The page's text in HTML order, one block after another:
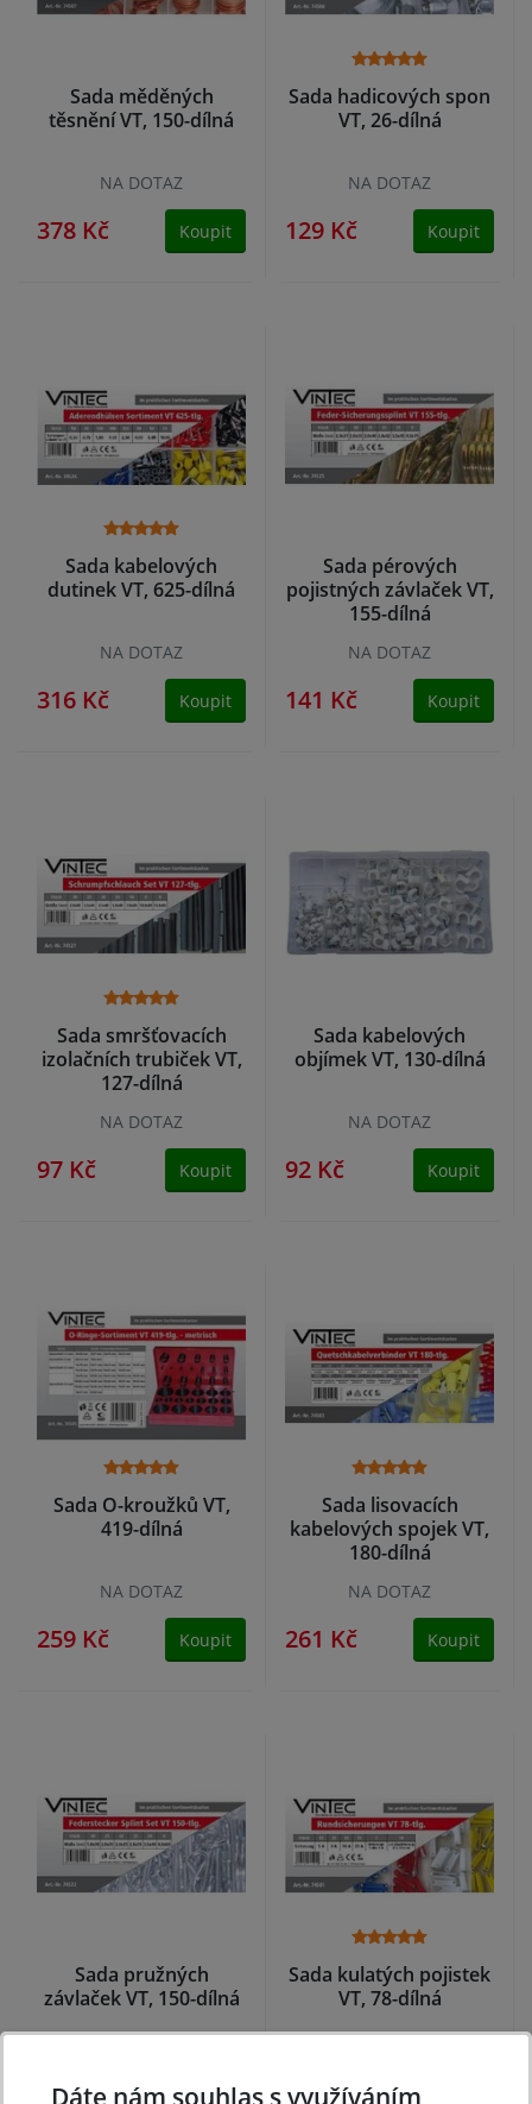
Sada měděných
těsnění VT, 150-dílná
NA DOTAZ
378 Kč Koupit
Sada hadicových spon
VT, 26-dílná
NA DOTAZ
129 Kč Koupit
Sada kabelových
dutinek VT, 625-dílná
NA DOTAZ
316 Kč Koupit
Sada pérových
pojistných závlaček VT,
155-dílná
NA DOTAZ
141 Kč Koupit
Sada smršťovacích
izolačních trubiček VT,
127-dílná
NA DOTAZ
97 Kč Koupit
Sada kabelových
objímek VT, 130-dílná
NA DOTAZ
92 Kč Koupit
Sada O-kroužků VT,
419-dílná
NA DOTAZ
259 Kč Koupit
Sada lisovacích
kabelových spojek VT,
180-dílná
NA DOTAZ
261 Kč Koupit
Sada pružných
závlaček VT, 150-dílná
Sada kulatých pojistek
VT, 78-dílná
Dáte nám souhlas s využíváním